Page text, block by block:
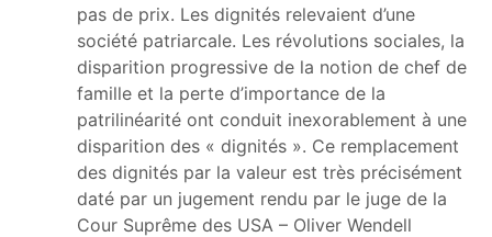
pas de prix. Les dignités relevaient d’une
société patriarcale. Les révolutions sociales, la
disparition progressive de la notion de chef de
famille et la perte d’importance de la
patrilinéarité ont conduit inexorablement à une
disparition des « dignités ». Ce remplacement
des dignités par la valeur est très précisément
daté par un jugement rendu par le juge de la
Cour Suprême des USA – Oliver Wendell